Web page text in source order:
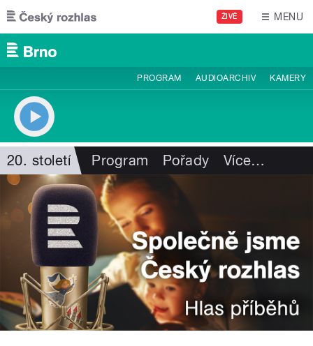
Přejít k hlavnímu obsahu
ŽIVĚ MENU
PROGRAM AUDIOARCHIV KAMERY
20. století Program Pořady Více…